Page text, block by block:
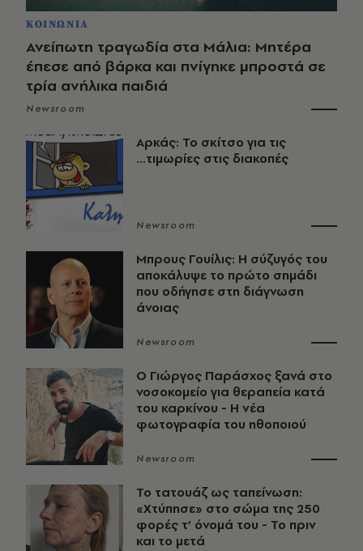
ΚΟΙΝΩΝΙΑ
Ανείπωτη τραγωδία στα Μάλια: Μητέρα
έπεσε από βάρκα και πνίγηκε μπροστά σε
τρία ανήλικα παιδιά
Newsroom
Αρκάς: Το σκίτσο για τις
...τιμωρίες στις διακοπές
Newsroom
Μπρους Γουίλις: Η σύζυγός του
αποκάλυψε το πρώτο σημάδι
που οδήγησε στη διάγνωση
άνοιας
Newsroom
O Γιώργος Παράσχος ξανά στο
νοσοκομείο για θεραπεία κατά
του καρκίνου - Η νέα
φωτογραφία του ηθοποιού
Newsroom
Το τατουάζ ως ταπείνωση:
«Χτύπησε» στο σώμα της 250
φορές τ’ όνομά του - Το πριν
και το μετά